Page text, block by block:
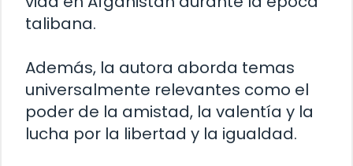
talibana.
Además, la autora aborda temas
universalmente relevantes como el
poder de la amistad, la valentía y la
lucha por la libertad y la igualdad.